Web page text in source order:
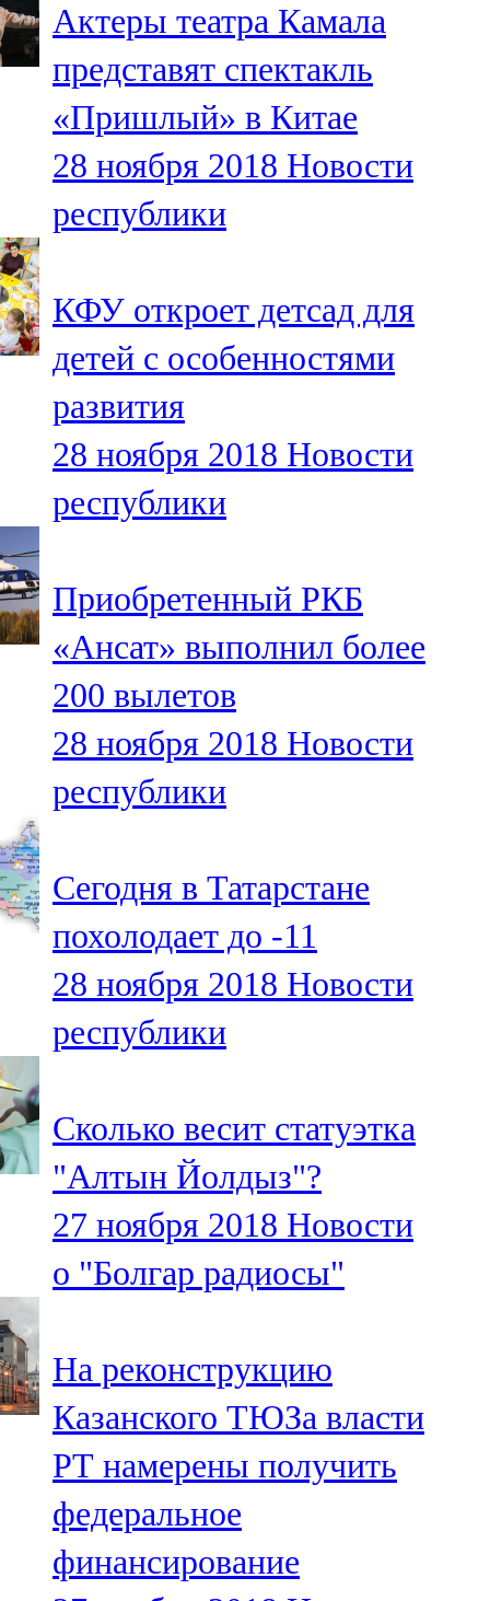
Лениногорский
102,1 FM
Мамадыш
106,2 FM
Минзәлә
Мөслим
100,0 FM
Нурлат
104,7 FM
Олы Әтнә
Сарман
107,8 FM
Теләче
106,1 FM
Түбән Кама
Чирмешән
107,7 FM
Чистай
103,0 FM
91,0 FM
Шәмәрдән
102,3 FM
Яңа чишмә
Яр Чаллы
105,5 FM
Актеры театра Камала
представят спектакль
«Пришлый» в Китае
28 ноября 2018 Новости
республики
КФУ откроет детсад для
детей с особенностями
развития
28 ноября 2018 Новости
республики
Приобретенный РКБ
«Ансат» выполнил более
200 вылетов
28 ноября 2018 Новости
республики
Сегодня в Татарстане
похолодает до -11
28 ноября 2018 Новости
республики
Сколько весит статуэтка
"Алтын Йолдыз"?
27 ноября 2018 Новости
о "Болгар радиосы"
На реконструкцию
Казанского ТЮЗа власти
РТ намерены получить
федеральное
финансирование